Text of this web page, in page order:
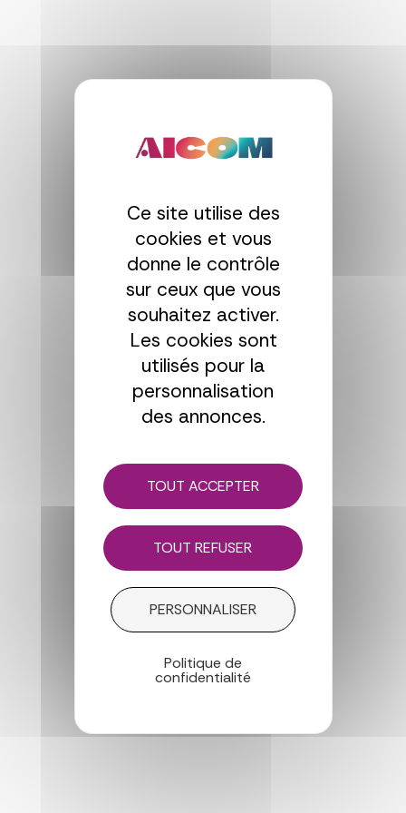
Ce site utilise des
cookies et vous
donne le contrôle
sur ceux que vous
souhaitez activer.
Les cookies sont
utilisés pour la
personnalisation
des annonces.
TOUT ACCEPTER
TOUT REFUSER
PERSONNALISER
Politique de
confidentialité